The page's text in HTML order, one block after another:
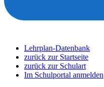
Lehrplan-Datenbank
zurück zur Startseite
zurück zur Schulart
Im Schulportal anmelden